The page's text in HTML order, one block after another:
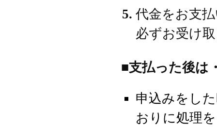
代金をお支
必ずお受け
■支払った後は
申込みをし
おりに処理